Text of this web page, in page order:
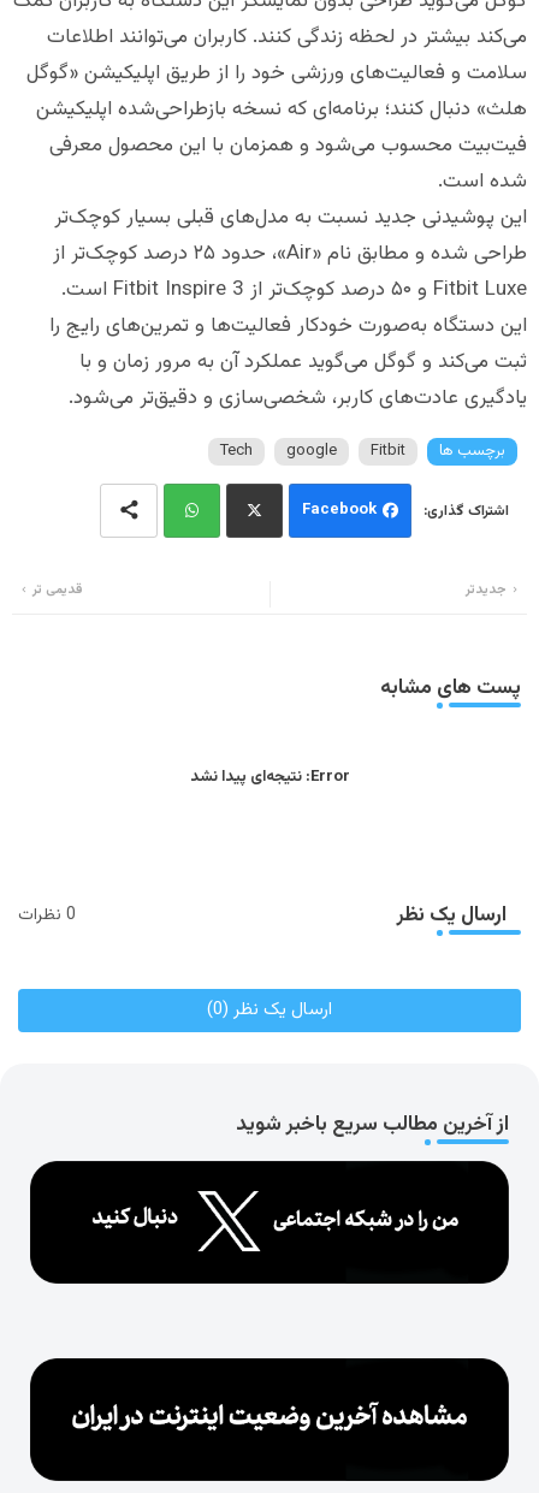
می‌کند بیشتر در لحظه زندگی کنند. کاربران می‌توانند اطلاعات
سلامت و فعالیت‌های ورزشی خود را از طریق اپلیکیشن «گوگل
هلث» دنبال کنند؛ برنامه‌ای که نسخه بازطراحی‌شده اپلیکیشن
فیت‌بیت محسوب می‌شود و همزمان با این محصول معرفی
شده است.
این پوشیدنی جدید نسبت به مدل‌های قبلی بسیار کوچک‌تر
طراحی شده و مطابق نام «Air»، حدود ۲۵ درصد کوچک‌تر از
Fitbit Luxe و ۵۰ درصد کوچک‌تر از Fitbit Inspire 3 است.
این دستگاه به‌صورت خودکار فعالیت‌ها و تمرین‌های رایج را
ثبت می‌کند و گوگل می‌گوید عملکرد آن به مرور زمان و با
یادگیری عادت‌های کاربر، شخصی‌سازی و دقیق‌تر می‌شود.
برچسب ها Fitbit
google
Tech
Facebook
جدیدتر قدیمی تر
پست های مشابه
Error: نتیجه‌ای پیدا نشد
ارسال یک نظر 0 نظرات
ارسال یک نظر (0)
از آخرین مطالب سریع باخبر شوید